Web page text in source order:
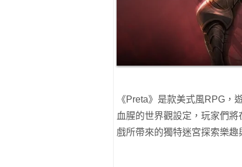
《Preta》是款美式風RPG，
血腥的世界觀設定，玩家們
戲所帶來的獨特迷宮探索樂趣